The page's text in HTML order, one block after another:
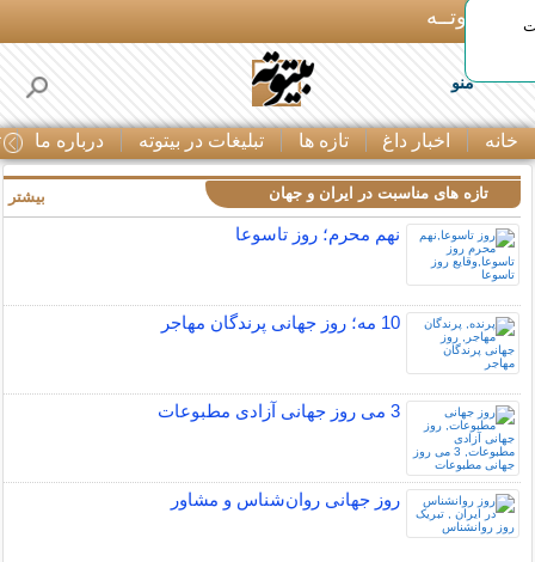
بـیتوتــه
منو
خانه اخبار داغ تازه ها تبلیغات در بیتوته درباره ما
تازه های مناسبت در ایران و جهان
نهم محرم؛ روز تاسوعا
10 مه؛ روز جهانی پرندگان مهاجر
3 می روز جهانی آزادی مطبوعات
روز جهانی روان‌شناس و مشاور
بیشتر